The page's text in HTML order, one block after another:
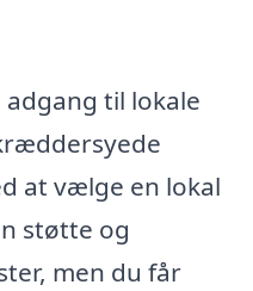
til lokale
at vælge en lokal
støtte og
men du får